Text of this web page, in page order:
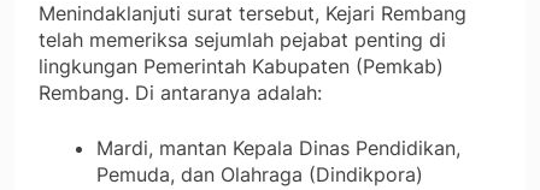
Menindaklanjuti surat tersebut, Kejari Rembang
telah memeriksa sejumlah pejabat penting di
lingkungan Pemerintah Kabupaten (Pemkab)
Rembang. Di antaranya adalah:
Mardi, mantan Kepala Dinas Pendidikan,
Pemuda, dan Olahraga (Dindikpora)